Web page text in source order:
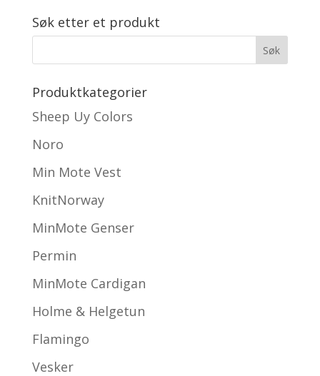
Søk etter et produkt
Produktkategorier
Sheep Uy Colors
Noro
Min Mote Vest
KnitNorway
MinMote Genser
Permin
MinMote Cardigan
Holme & Helgetun
Flamingo
Vesker